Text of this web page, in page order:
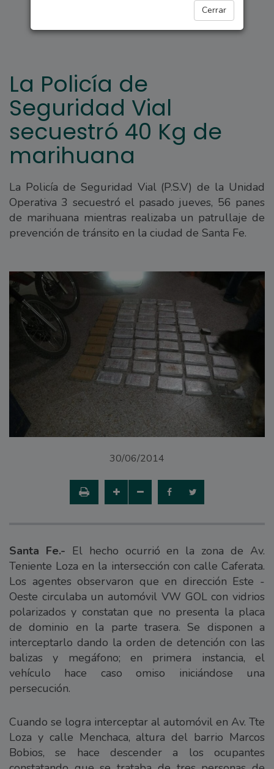
Cerrar
La Policía de
Seguridad Vial
secuestró 40 Kg de
marihuana
La Policía de Seguridad Vial (P.S.V) de la Unidad
Operativa 3 secuestró el pasado jueves, 56 panes
de marihuana mientras realizaba un patrullaje de
prevención de tránsito en la ciudad de Santa Fe.
30/06/2014
Santa Fe.- El hecho ocurrió en la zona de Av.
Teniente Loza en la intersección con calle Caferata.
Los agentes observaron que en dirección Este -
Oeste circulaba un automóvil VW GOL con vidrios
polarizados y constatan que no presenta la placa
de dominio en la parte trasera. Se disponen a
interceptarlo dando la orden de detención con las
balizas y megáfono; en primera instancia, el
vehículo hace caso omiso iniciándose una
persecución.
Cuando se logra interceptar al automóvil en Av. Tte
Loza y calle Menchaca, altura del barrio Marcos
Bobios, se hace descender a los ocupantes